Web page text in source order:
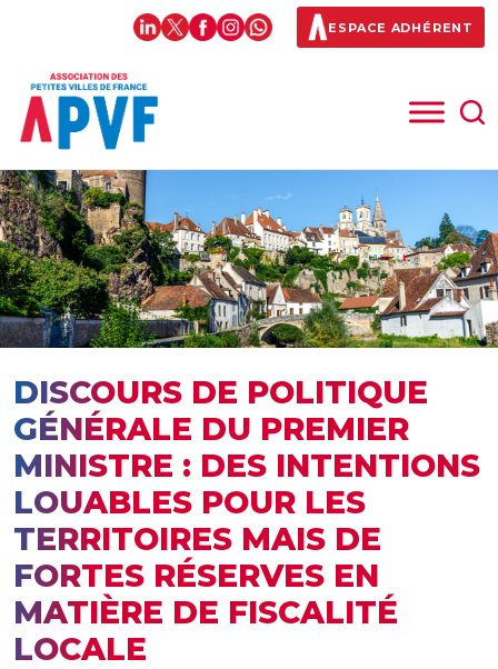
ESPACE ADHÉRENT
DISCOURS DE POLITIQUE
GÉNÉRALE DU PREMIER
MINISTRE : DES INTENTIONS
LOUABLES POUR LES
TERRITOIRES MAIS DE
FORTES RÉSERVES EN
MATIÈRE DE FISCALITÉ
LOCALE